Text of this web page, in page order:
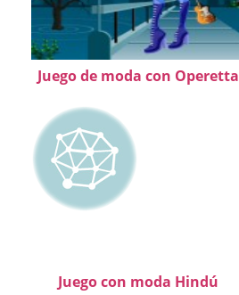
Juego de moda con Operetta
Juego con moda Hindú